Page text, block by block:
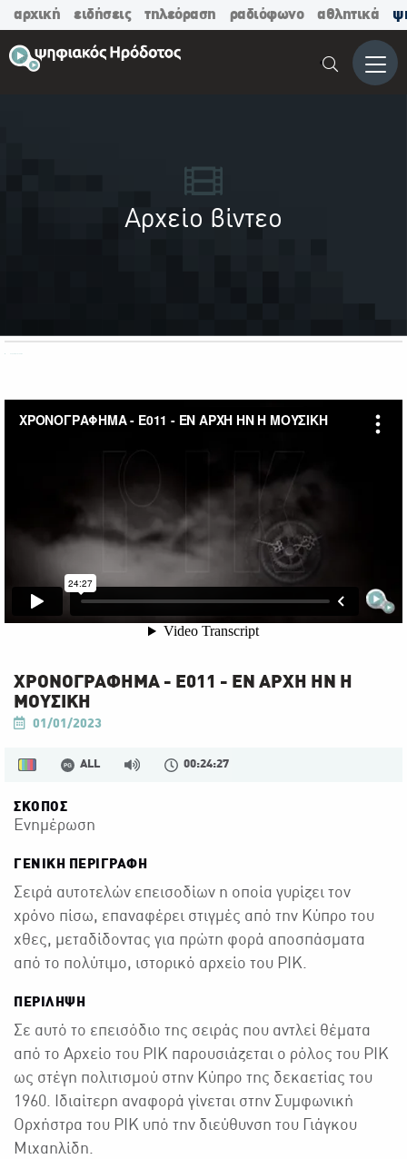
αρχική ειδήσεις τηλεόραση ραδιόφωνο αθλητικά
Μενού
Αρχείο βίντεο
ΧΡΟΝΟΓΡΑΦΗΜΑ - Ε011 - ΕΝ ΑΡΧΗ ΗΝ Η
ΜΟΥΣΙΚΗ
01/01/2023
ALL 00:24:27
ΣΚΟΠΟΣ
Ενημέρωση
ΓΕΝΙΚΉ ΠΕΡΙΓΡΑΦΉ
Σειρά αυτοτελών επεισοδίων η οποία γυρίζει τον
χρόνο πίσω, επαναφέρει στιγμές από την Κύπρο του
χθες, μεταδίδοντας για πρώτη φορά αποσπάσματα
από το πολύτιμο, ιστορικό αρχείο του ΡΙΚ.
ΠΕΡΙΛΗΨΗ
Σε αυτό το επεισόδιο της σειράς που αντλεί θέματα
από το Αρχείο του ΡΙΚ παρουσιάζεται ο ρόλος του ΡΙΚ
ως στέγη πολιτισμού στην Κύπρο της δεκαετίας του
1960. Ιδιαίτερη αναφορά γίνεται στην Συμφωνική
Ορχήστρα του ΡΙΚ υπό την διεύθυνση του Γιάγκου
Μιχαηλίδη.